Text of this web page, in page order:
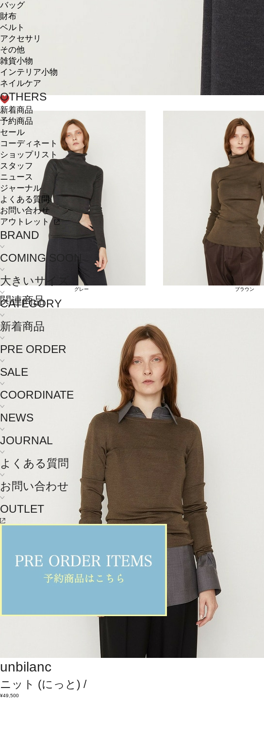
バッグ
財布
ベルト
アクセサリ
その他
雑貨小物
インテリア小物
ネイルケア
OTHERS
新着商品
予約商品
セール
コーディネート
ショップリスト
スタッフ
ニュース
ジャーナル
よくある質問
お問い合わせ
アウトレット
BRAND
COMING SOON
大きいサイズ
CATEGORY
新着商品
PRE ORDER
SALE
COORDINATE
NEWS
JOURNAL
よくある質問
お問い合わせ
OUTLET
グレー ブラウン
関連商品
unbilanc
ニット (にっと) /
¥49,500